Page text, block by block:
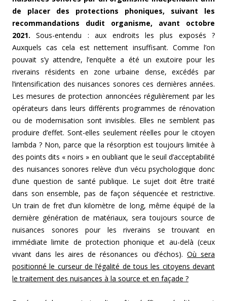
de placer des protections phoniques, suivant les
recommandations dudit organisme, avant octobre
2021. Sous-entendu : aux endroits les plus exposés ?
Auxquels cas cela est nettement insuffisant. Comme l’on
pouvait s’y attendre, l’enquête a été un exutoire pour les
riverains résidents en zone urbaine dense, excédés par
l’intensification des nuisances sonores ces dernières années.
Les mesures de protection annoncées régulièrement par les
opérateurs dans leurs différents programmes de rénovation
ou de modernisation sont invisibles. Elles ne semblent pas
produire d’effet. Sont-elles seulement réelles pour le citoyen
lambda ? Non, parce que la résorption est toujours limitée à
des points dits « noirs » en oubliant que le seuil d’acceptabilité
des nuisances sonores relève d’un vécu psychologique donc
d’une question de santé publique. Le sujet doit être traité
dans son ensemble, pas de façon séquencée et restrictive.
Un train de fret d’un kilomètre de long, même équipé de la
dernière génération de matériaux, sera toujours source de
nuisances sonores pour les riverains se trouvant en
immédiate limite de protection phonique et au-delà (ceux
vivant dans les aires de résonances ou d’échos).Où sera
positionné le curseur de l’égalité de tous les citoyens devant
le traitement des nuisances à la source et en façade ?